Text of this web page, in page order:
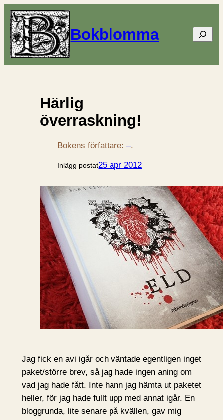
Bokblomma Sök
Härlig
överraskning!
Bokens författare:–.
Inlägg postat25 apr 2012
Jag fick en avi igår och väntade egentligen inget
paket/större brev, så jag hade ingen aning om
vad jag hade fått. Inte hann jag hämta ut paketet
heller, för jag hade fullt upp med annat igår. En
bloggrunda, lite senare på kvällen, gav mig